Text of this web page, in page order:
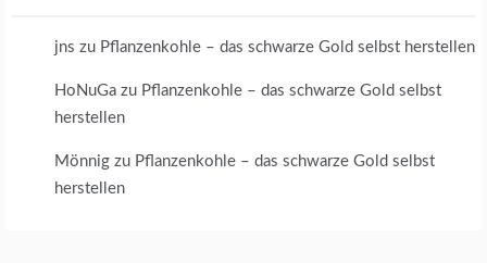
jns zu Pflanzenkohle – das schwarze Gold selbst herstellen
HoNuGa zu Pflanzenkohle – das schwarze Gold selbst
herstellen
Mönnig zu Pflanzenkohle – das schwarze Gold selbst
herstellen